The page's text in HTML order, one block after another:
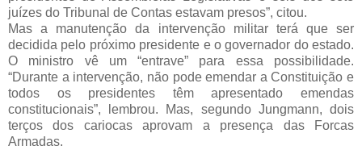
juízes do Tribunal de Contas estavam presos”, citou.
Mas a manutenção da intervenção militar terá que ser
decidida pelo próximo presidente e o governador do estado.
O ministro vê um “entrave” para essa possibilidade.
“Durante a intervenção, não pode emendar a Constituição e
todos os presidentes têm apresentado emendas
constitucionais”, lembrou. Mas, segundo Jungmann, dois
terços dos cariocas aprovam a presença das Forcas
Armadas.